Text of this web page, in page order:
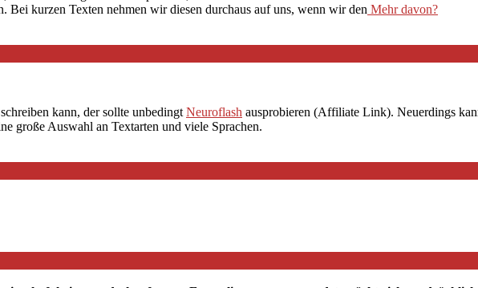
kurzen Texten nehmen wir diesen durchaus auf uns, wenn wir den Mehr davon?
kann, der sollte unbedingt Neuroflash ausprobieren (Affiliate Link). Neuerdings
große Auswahl an Textarten und viele Sprachen.